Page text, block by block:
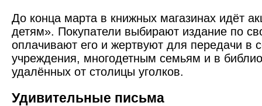
До конца марта в книжных магазинах идёт
детям». Покупатели выбирают издание по
оплачивают его и жертвуют для передачи в
учреждения, многодетным семьям и в
удалённых от столицы уголков.
Удивительные письма